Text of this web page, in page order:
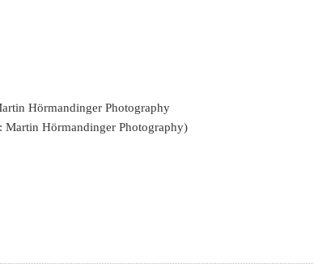
Martin Hörmandinger Photography)